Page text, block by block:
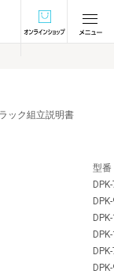
オンラインショ
ック組立説明書
型番